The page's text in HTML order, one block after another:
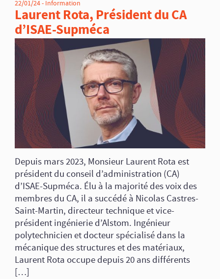
22/01/24 - Information
Laurent Rota, Président du CA
d’ISAE-Supméca
Depuis mars 2023, Monsieur Laurent Rota est
président du conseil d’administration (CA)
d’ISAE-Supméca. Élu à la majorité des voix des
membres du CA, il a succédé à Nicolas Castres-
Saint-Martin, directeur technique et vice-
président ingénierie d’Alstom. Ingénieur
polytechnicien et docteur spécialisé dans la
mécanique des structures et des matériaux,
Laurent Rota occupe depuis 20 ans différents
[…]